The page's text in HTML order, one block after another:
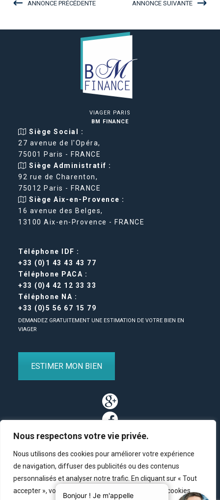
Nous respectons votre vie privée.
Nous utilisons des cookies pour améliorer votre expérience
de navigation, diffuser des publicités ou des contenus
personnalisés et analyser notre trafic. En cliquant sur « Tout
accepter », vous consentez à notre utilisation des cookies.
ANNONCE PRÉCÉDENTE ANNONCE SUIVANTE
VIAGER PARIS
BM FINANCE
Siège Social :
27 avenue de l'Opéra,
75001 Paris - FRANCE
Siège Administratif :
92 rue de Charenton,
75012 Paris - FRANCE
Siège Aix-en-Provence :
16 avenue des Belges,
13100 Aix-en-Provence - FRANCE
Téléphone IDF :
+33 (0)1 43 43 43 77
Téléphone PACA :
+33 (0)4 42 12 33 33
Téléphone NA :
+33 (0)5 56 67 15 79
DEMANDEZ GRATUITEMENT UNE ESTIMATION DE VOTRE BIEN EN
VIAGER
ESTIMER MON BIEN
Partenaires Contact